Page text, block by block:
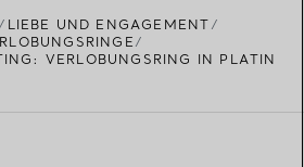
LIEBE UND ENGAGEMENT
VERLOBUNGSRING IN PLATIN